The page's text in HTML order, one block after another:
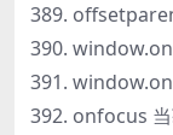
onfocus